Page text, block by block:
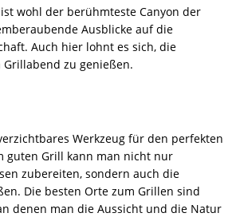
wohl der berühmteste Canyon der
Ausblicke auf die
Auch hier lohnt es sich, die
zu genießen.
Werkzeug für den perfekten
guten Grill kann man nicht nur
zubereiten, sondern auch die
Die besten Orte zum Grillen sind
denen man die Aussicht und die Natur